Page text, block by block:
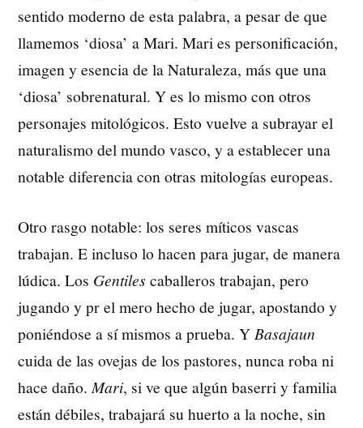
sentido moderno de esta palabra, a pesar de que
llamemos ‘diosa’ a Mari. Mari es personificación,
imagen y esencia de la Naturaleza, más que una
‘diosa’ sobrenatural. Y es lo mismo con otros
personajes mitológicos. Esto vuelve a subrayar el
naturalismo del mundo vasco, y a establecer una
notable diferencia con otras mitologías europeas.
Otro rasgo notable: los seres míticos vascas
trabajan. E incluso lo hacen para jugar, de manera
lúdica. Los Gentiles caballeros trabajan, pero
jugando y pr el mero hecho de jugar, apostando y
poniéndose a sí mismos a prueba. Y Basajaun
cuida de las ovejas de los pastores, nunca roba ni
hace daño. Mari, si ve que algún baserri y familia
están débiles, trabajará su huerto a la noche, sin